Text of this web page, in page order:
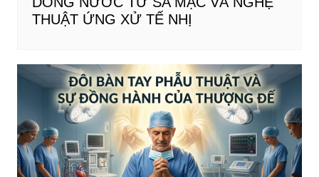
THUẬT ỨNG XỬ TẾ NHỊ